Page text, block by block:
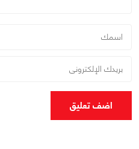
اضف تعليق